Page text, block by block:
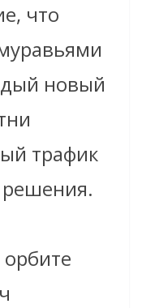
что
новый
трафик
решения.